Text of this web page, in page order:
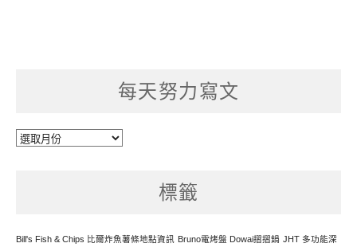
每天努力寫文
每
標籤
Bill's Fish & Chips 比爾炸魚薯條地點資訊 Bruno電烤盤 Dowai摺摺鍋 JHT 多功能深